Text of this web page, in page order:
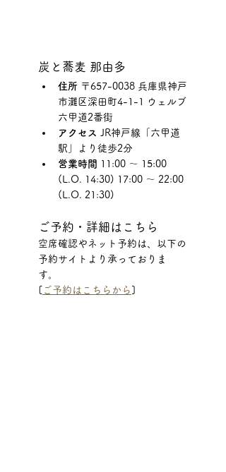
炭と蕎麦 那由多
住所 〒657-0038 兵庫県神戸
市灘区深田町4-1-1 ウェルブ
六甲道2番街
アクセス
JR神戸線「六甲道
駅」より徒歩2分
営業時間 11:00 ～ 15:00
(L.O. 14:30) 17:00 ～ 22:00
(L.O. 21:30)
ご予約・詳細はこちら
空席確認やネット予約は、以下の
予約サイトより承っておりま
す。
[ ご予約はこちらから ]